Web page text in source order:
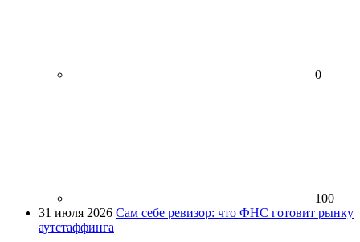
0
100
31 июля 2026 Сам себе ревизор: что ФНС готовит рынку
аутстаффинга